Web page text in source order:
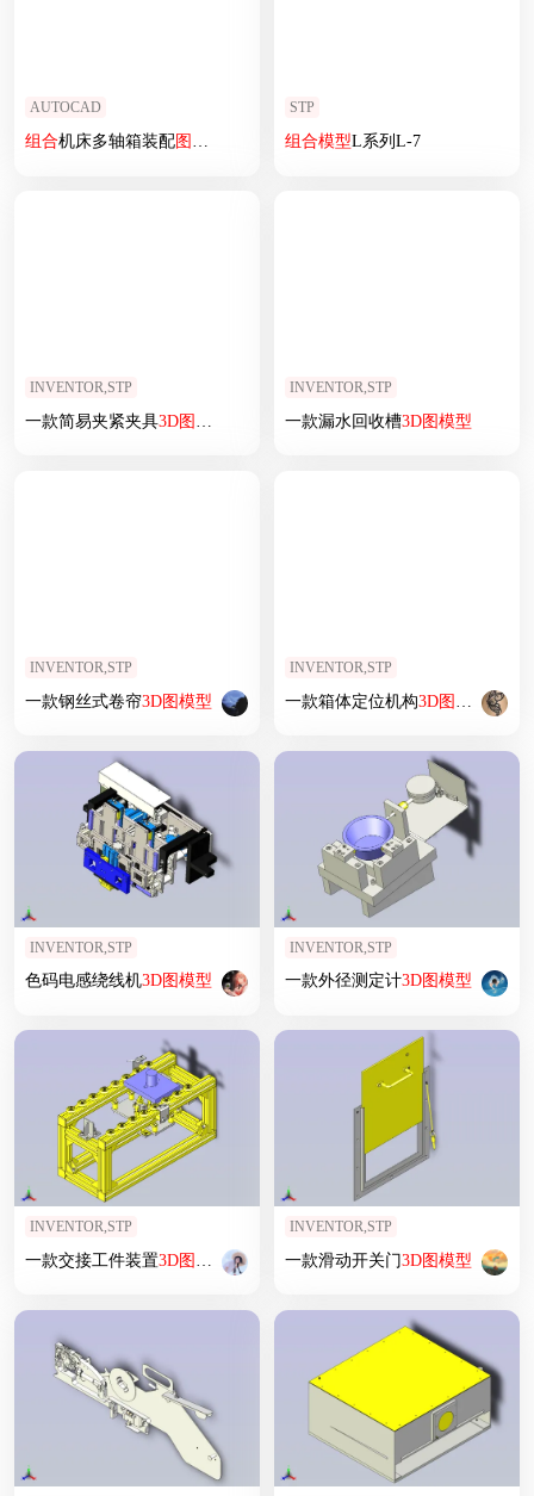
AUTOCAD
组合机床多轴箱装配图，始依据 等
STP
组合模型L系列L-7
INVENTOR,STP
一款简易夹紧夹具3D图
INVENTOR,STP
一款漏水回收槽3D图模型
INVENTOR,STP
一款钢丝式卷帘3D图模型
INVENTOR,STP
一款箱体定位机构3D图 模型
INVENTOR,STP
色码电感绕线机3D图模型
INVENTOR,STP
一款外径测定计3D图模型
INVENTOR,STP
一款交接工件装置3D图 模型
INVENTOR,STP
一款滑动开关门3D图模型